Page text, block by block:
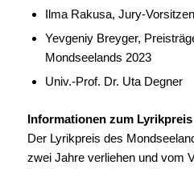
Ilma Rakusa, Jury-
Yevgeniy Breyger,
Mondseelands 2023
Univ.-Prof. Dr. Uta Degner
Informationen zum Lyrikpreis
Der Lyrikpreis des
zwei Jahre verliehen und vom